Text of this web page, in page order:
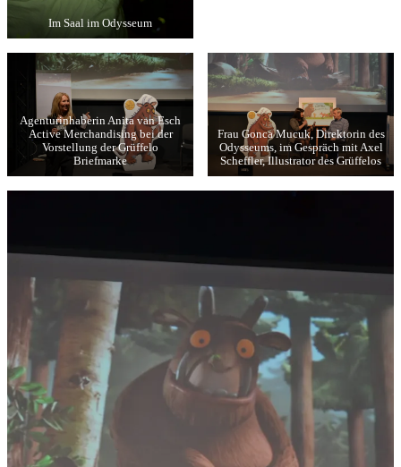
Im Saal im Odysseum
Agenturinhaberin Anita van Esch
Active Merchandising bei der
Vorstellung der Grüffelo
Briefmarke
Frau Gonca Mucuk, Direktorin des
Odysseums, im Gespräch mit Axel
Scheffler, Illustrator des Grüffelos